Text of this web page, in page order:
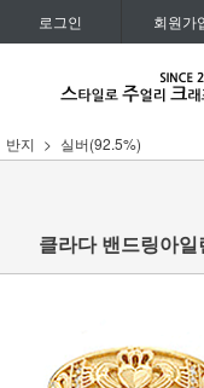
로그인 회원가
반지 실버(92.5%)
클라다 밴드링아